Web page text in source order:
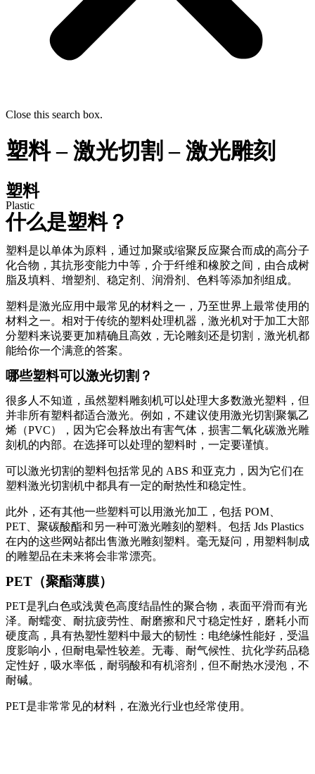
Close this search box.
塑料 – 激光切割 – 激光雕刻
塑料
Plastic
什么是塑料？
塑料是以单体为原料，通过加聚或缩聚反应聚合而成的高分子
化合物，其抗形变能力中等，介于纤维和橡胶之间，由合成树
脂及填料、增塑剂、稳定剂、润滑剂、色料等添加剂组成。
塑料是激光应用中最常见的材料之一，乃至世界上最常使用的
材料之一。相对于传统的塑料处理机器，激光机对于加工大部
分塑料来说要更加精确且高效，无论雕刻还是切割，激光机都
能给你一个满意的答案。
哪些塑料可以激光切割？
很多人不知道，虽然塑料雕刻机可以处理大多数激光塑料，但
并非所有塑料都适合激光。例如，不建议使用激光切割聚氯乙
烯（PVC），因为它会释放出有害气体，损害二氧化碳激光雕
刻机的内部。在选择可以处理的塑料时，一定要谨慎。
可以激光切割的塑料包括常见的 ABS 和亚克力，因为它们在
塑料激光切割机中都具有一定的耐热性和稳定性。
此外，还有其他一些塑料可以用激光加工，包括 POM、
PET、聚碳酸酯和另一种可激光雕刻的塑料。包括 Jds Plastics
在内的这些网站都出售激光雕刻塑料。毫无疑问，用塑料制成
的雕塑品在未来将会非常漂亮。
PET（聚酯薄膜）
PET是乳白色或浅黄色高度结晶性的聚合物，表面平滑而有光
泽。耐蠕变、耐抗疲劳性、耐磨擦和尺寸稳定性好，磨耗小而
硬度高，具有热塑性塑料中最大的韧性：电绝缘性能好，受温
度影响小，但耐电晕性较差。无毒、耐气候性、抗化学药品稳
定性好，吸水率低，耐弱酸和有机溶剂，但不耐热水浸泡，不
耐碱。
PET是非常常见的材料，在激光行业也经常使用。